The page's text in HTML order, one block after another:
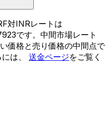
対INRレートは
です。中間市場レート
価格と売り価格の中間点で
は、 送金ページをご覧く